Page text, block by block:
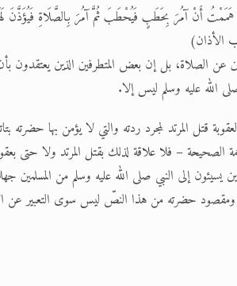
هَمَمْتُ أَنْ آمُرَ بِحَطَبٍ فَيُحْطَبَ ثُمَّ آمُرَ بِالصَّلَاةِ فَيُؤَذَّنَ
الأذان)
عن الصلاة، بل إن بعض المتطرفين الذين يعتقدون
الله عليه وسلم ليس إلا.
قتل المرتد لمجرد ردته والتي لا يؤمن بها حضرته
– فلا علاقة لذلك بقتل المرتد ولا حتى
إلى النبي صلى الله عليه وسلم من المسلمين
ومقصود حضرته من هذا النصّ ليس سوى التعبير عن